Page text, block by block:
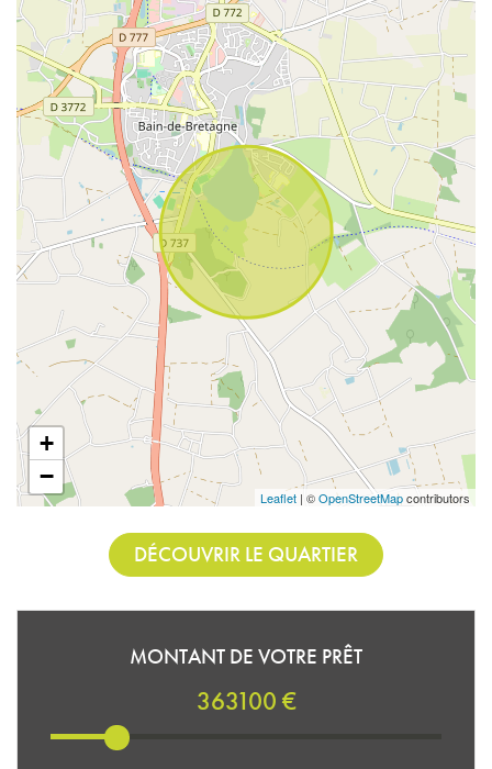
+
−
Leaflet | ©OpenStreetMapcontributors
DÉCOUVRIR LE QUARTIER
MONTANT DE VOTRE PRÊT
363100 €